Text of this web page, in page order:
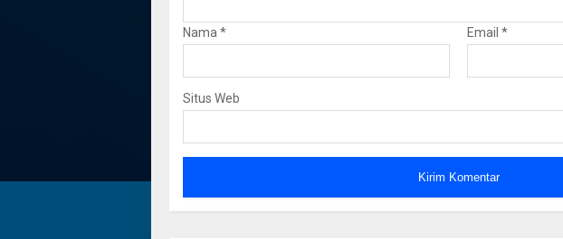
Nama * Email *
Situs Web